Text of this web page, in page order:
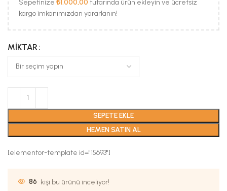
Sepetinize ₺1.000,00 tutarında ürün ekleyin ve ücretsiz
kargo imkanımızdan yararlanın!
MIKTAR
SEPETE EKLE
HEMEN SATIN AL
[elementor-template id="15693"]
86 kişi bu ürünü inceliyor!